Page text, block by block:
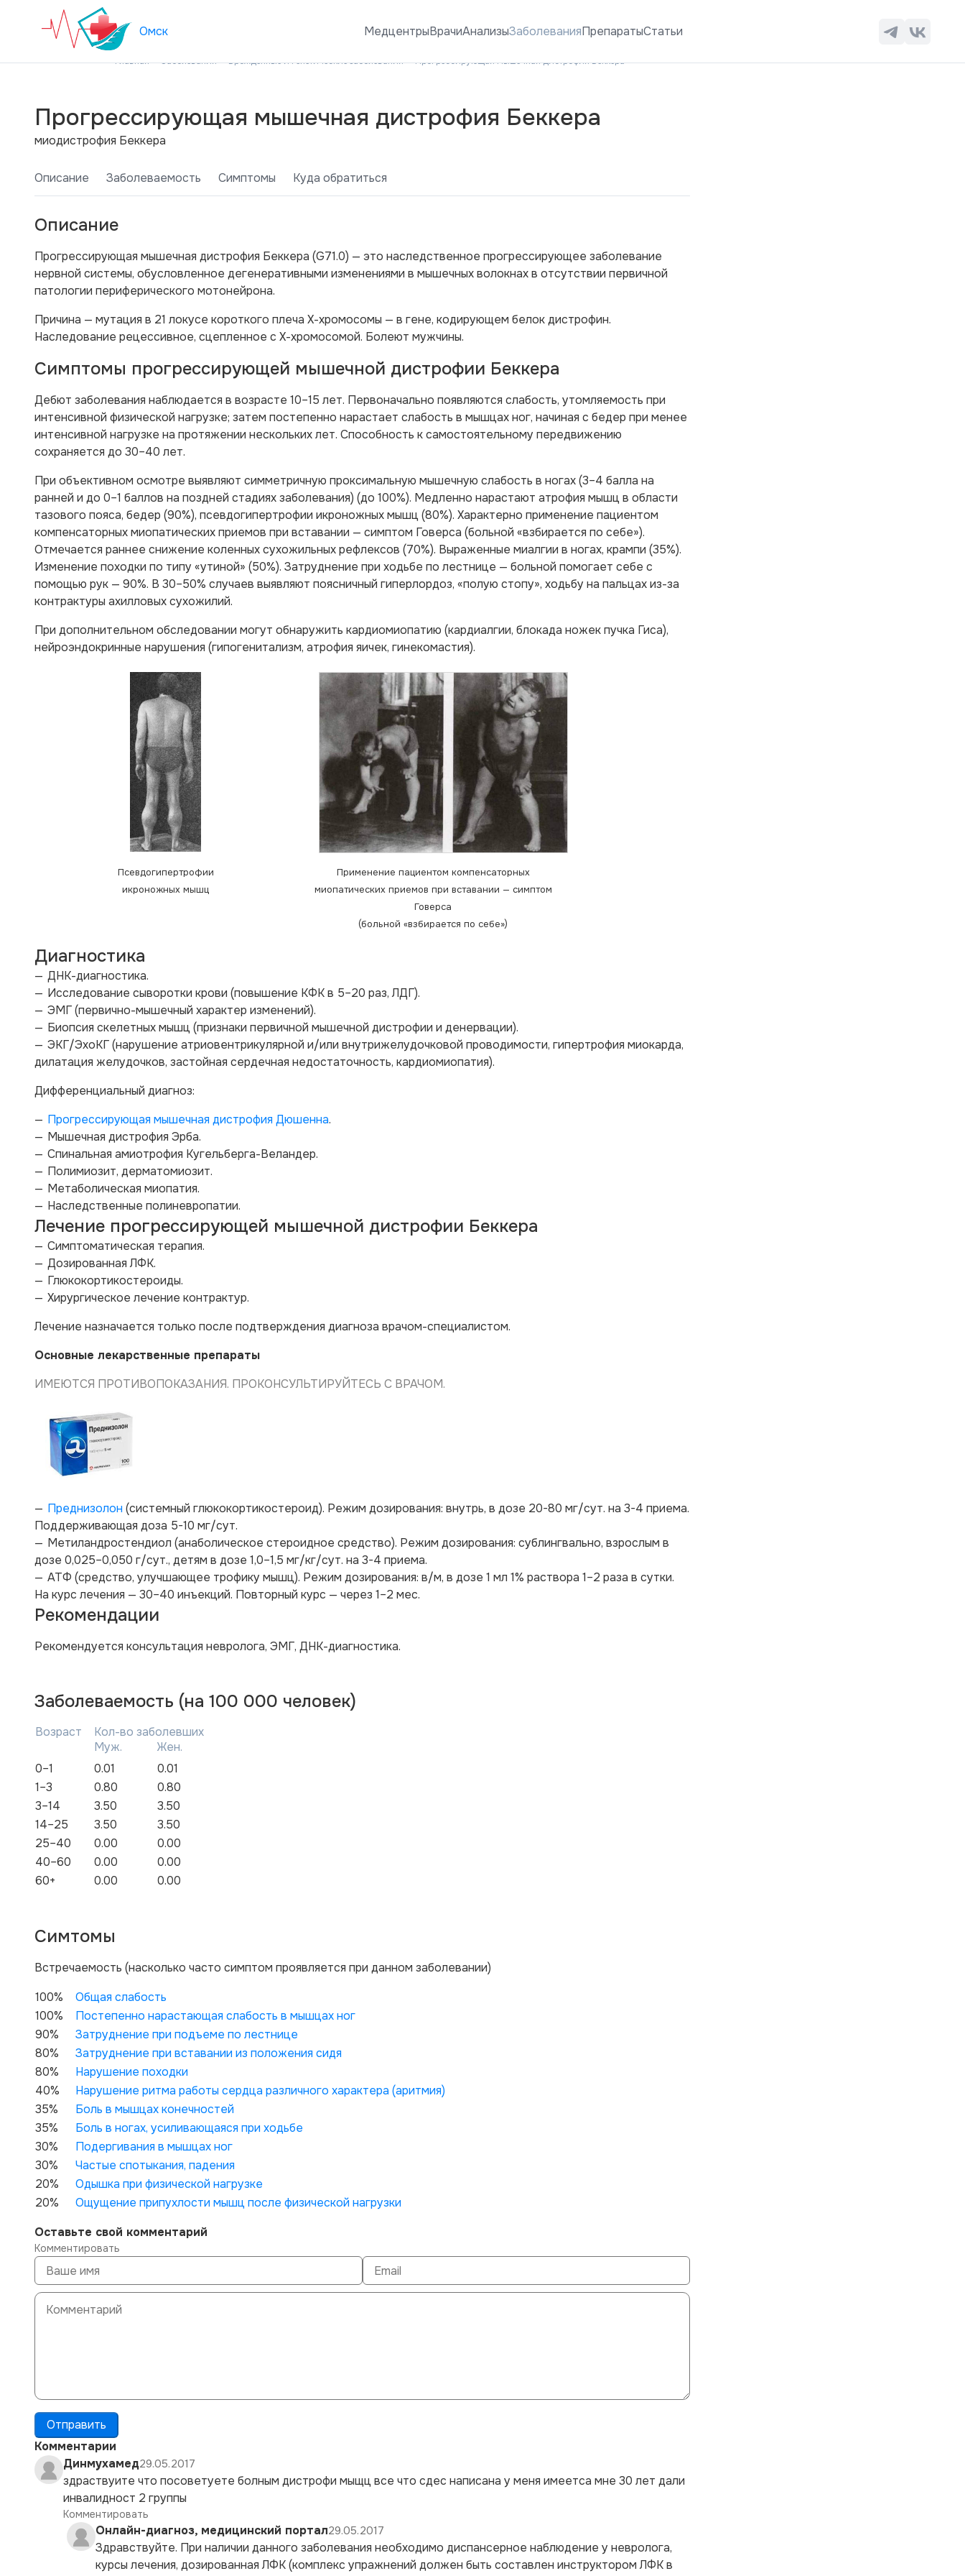
Омск МедцентрыВрачиАнализыЗаболеванияПрепаратыСтатьи
Главная Заболевания Врожденные и генетические заболевания Прогрессирующая мышечная дистрофия Беккера
Прогрессирующая мышечная дистрофия Беккера
миодистрофия Беккера
Описание Заболеваемость Симптомы Куда обратиться
Описание
Прогрессирующая мышечная дистрофия Беккера (G71.0) — это наследственное прогрессирующее заболевание
нервной системы, обусловленное дегенеративными изменениями в мышечных волокнах в отсутствии первичной
патологии периферического мотонейрона.
Причина — мутация в 21 локусе короткого плеча Х-хромосомы — в гене, кодирующем белок дистрофин.
Наследование рецессивное, сцепленное с Х-хромосомой. Болеют мужчины.
Симптомы прогрессирующей мышечной дистрофии Беккера
Дебют заболевания наблюдается в возрасте 10–15 лет. Первоначально появляются слабость, утомляемость при
интенсивной физической нагрузке; затем постепенно нарастает слабость в мышцах ног, начиная с бедер при менее
интенсивной нагрузке на протяжении нескольких лет. Способность к самостоятельному передвижению
сохраняется до 30–40 лет.
При объективном осмотре выявляют симметричную проксимальную мышечную слабость в ногах (3–4 балла на
ранней и до 0–1 баллов на поздней стадиях заболевания) (до 100%). Медленно нарастают атрофия мышц в области
тазового пояса, бедер (90%), псевдогипертрофии икроножных мышц (80%). Характерно применение пациентом
компенсаторных миопатических приемов при вставании — симптом Говерса (больной «взбирается по себе»).
Отмечается раннее снижение коленных сухожильных рефлексов (70%). Выраженные миалгии в ногах, крампи (35%).
Изменение походки по типу «утиной» (50%). Затруднение при ходьбе по лестнице — больной помогает себе с
помощью рук — 90%. В 30–50% случаев выявляют поясничный гиперлордоз, «полую стопу», ходьбу на пальцах из-за
контрактуры ахилловых сухожилий.
При дополнительном обследовании могут обнаружить кардиомиопатию (кардиалгии, блокада ножек пучка Гиса),
нейроэндокринные нарушения (гипогенитализм, атрофия яичек, гинекомастия).
Псевдогипертрофии
икроножных мышц
Применение пациентом компенсаторных
миопатических приемов при вставании — симптом
Говерса
(больной «взбирается по себе»)
Диагностика
ДНК-диагностика.
Исследование сыворотки крови (повышение КФК в 5–20 раз, ЛДГ).
ЭМГ (первично-мышечный характер изменений).
Биопсия скелетных мышц (признаки первичной мышечной дистрофии и денервации).
ЭКГ/ЭхоКГ (нарушение атриовентрикулярной и/или внутрижелудочковой проводимости, гипертрофия миокарда,
дилатация желудочков, застойная сердечная недостаточность, кардиомиопатия).
Дифференциальный диагноз:
Прогрессирующая мышечная дистрофия Дюшенна.
Мышечная дистрофия Эрба.
Спинальная амиотрофия Кугельберга-Веландер.
Полимиозит, дерматомиозит.
Метаболическая миопатия.
Наследственные полиневропатии.
Лечение прогрессирующей мышечной дистрофии Беккера
Симптоматическая терапия.
Дозированная ЛФК.
Глюкокортикостероиды.
Хирургическое лечение контрактур.
Лечение назначается только после подтверждения диагноза врачом-специалистом.
Основные лекарственные препараты
ИМЕЮТСЯ ПРОТИВОПОКАЗАНИЯ. ПРОКОНСУЛЬТИРУЙТЕСЬ С ВРАЧОМ.
Преднизолон (системный глюкокортикостероид). Режим дозирования: внутрь, в дозе 20-80 мг/сут. на 3-4 приема.
Поддерживающая доза 5-10 мг/сут.
Метиландростендиол (анаболическое стероидное средство). Режим дозирования: сублингвально, взрослым в
дозе 0,025–0,050 г/сут., детям в дозе 1,0–1,5 мг/кг/сут. на 3-4 приема.
АТФ (средство, улучшающее трофику мышц). Режим дозирования: в/м, в дозе 1 мл 1% раствора 1–2 раза в сутки.
На курс лечения — 30–40 инъекций. Повторный курс — через 1–2 мес.
Рекомендации
Рекомендуется консультация невролога, ЭМГ, ДНК-диагностика.
Заболеваемость (на 100 000 человек)
Возраст
Кол-во заболевших
Муж.
Жен.
0–1
0.01
0.01
1–3
0.80
0.80
3–14
3.50
3.50
14–25
3.50
3.50
25–40
0.00
0.00
40–60
0.00
0.00
60+
0.00 0.00
Симтомы
Вcтречаемость (насколько часто симптом проявляется при данном заболевании)
100%
Общая слабость
100%
Постепенно нарастающая слабость в мышцах ног
90%
Затруднение при подъеме по лестнице
80%
Затруднение при вставании из положения сидя
80%
Нарушение походки
40%
Нарушение ритма работы сердца различного характера (аритмия)
35%
Боль в мышцах конечностей
35%
Боль в ногах, усиливающаяся при ходьбе
30%
Подергивания в мышцах ног
30%
Частые спотыкания, падения
20%
Одышка при физической нагрузке
20%
Ощущение припухлости мышц после физической нагрузки
Оставьте свой комментарий
Комментировать
Отправить
Комментарии
Динмухамед29.05.2017
здраствуите что посоветуете болным дистрофи мыщц все что сдес написана у меня имеетса мне 30 лет дали
инвалидност 2 группы
Комментировать
Онлайн-диагноз, медицинский портал29.05.2017
Здравствуйте. При наличии данного заболевания необходимо диспансерное наблюдение у невролога,
курсы лечения, дозированная ЛФК (комплекс упражнений должен быть составлен инструктором ЛФК в